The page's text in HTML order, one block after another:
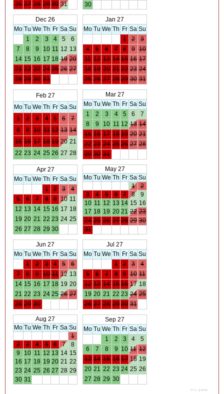
26 27 28 29 30 31
30
Dec 26
Mo Tu We Th Fr Sa Su
1
2 3 4 5
6
7
8 9 10 11 12 13
14 15 16 17 18 19 20
21 22 23 24 25 26 27
28 29 30 31
Jan 27
Mo Tu We Th Fr Sa Su
1
2
3
4
5 6 7 8 9 10
11 12 13 14 15 16 17
18 19 20 21 22 23 24
25 26 27 28 29 30 31
Feb 27
Mo Tu We Th Fr Sa Su
1
2 3 4 5 6
7
8
9 10 11 12 13 14
15 16 17 18 19 20 21
22 23 24 25 26 27 28
Mar 27
Mo Tu We Th Fr Sa Su
1
2 3 4 5 6
7
8
9 10 11 12 13 14
15 16 17 18 19 20 21
22 23 24 25 26 27 28
29 30 31
Apr 27
Mo Tu We Th Fr Sa Su
1
2 3
4
5
6 7 8 9 10 11
12 13 14 15 16 17 18
19 20 21 22 23 24 25
26 27 28 29 30
May 27
Mo Tu We Th Fr Sa Su
1
2
3
4 5 6 7 8
9
10 11 12 13 14 15 16
17 18 19 20 21 22 23
24 25 26 27 28 29 30
31
Jun 27
Mo Tu We Th Fr Sa Su
1
2 3 4 5
6
7
8 9 10 11 12 13
14 15 16 17 18 19 20
21 22 23 24 25 26 27
28 29 30
Jul 27
Mo Tu We Th Fr Sa Su
1
2 3
4
5
6 7 8 9 10 11
12 13 14 15 16 17 18
19 20 21 22 23 24 25
26 27 28 29 30 31
Aug 27
Mo Tu We Th Fr Sa Su
1
2
3 4 5 6 7
8
9
10 11 12 13 14 15
16 17 18 19 20 21 22
23 24 25 26 27 28 29
30 31
Sep 27
Mo Tu We Th Fr Sa Su
1
2 3 4
5
6
7 8 9 10 11 12
13 14 15 16 17 18 19
20 21 22 23 24 25 26
27 28 29 30
P=1. Q:0mS